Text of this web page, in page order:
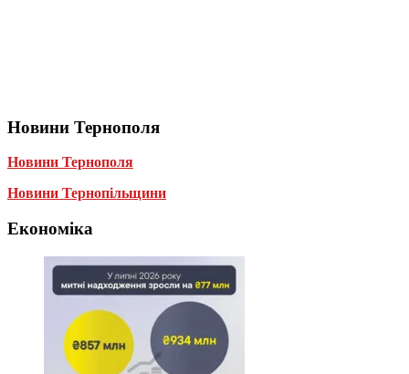
Новини Тернополя
Новини Тернополя
Новини Тернопільщини
Економіка